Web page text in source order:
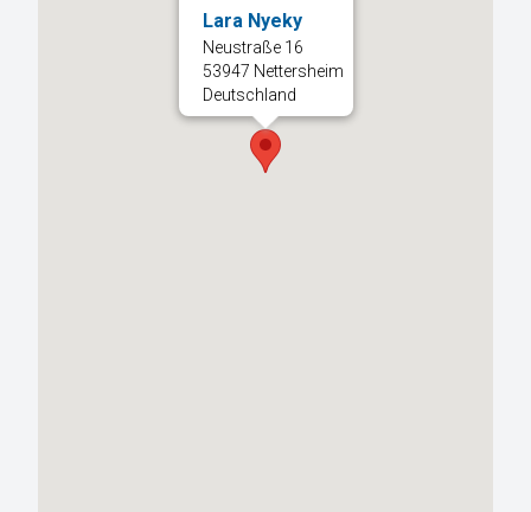
Lara Nyeky
Neustraße 16
53947 Nettersheim
Deutschland